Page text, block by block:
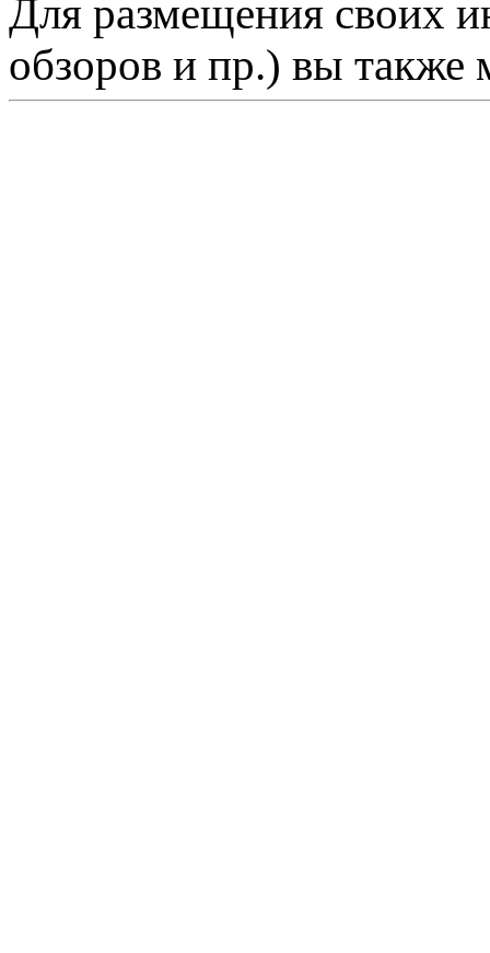
Для размещения своих
обзоров и пр.) вы также